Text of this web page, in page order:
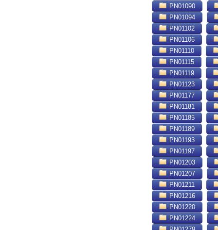
PN01090
PN01094
PN01102
PN01106
PN01110
PN01115
PN01119
PN01123
PN01177
PN01181
PN01185
PN01189
PN01193
PN01197
PN01203
PN01207
PN01211
PN01216
PN01220
PN01224